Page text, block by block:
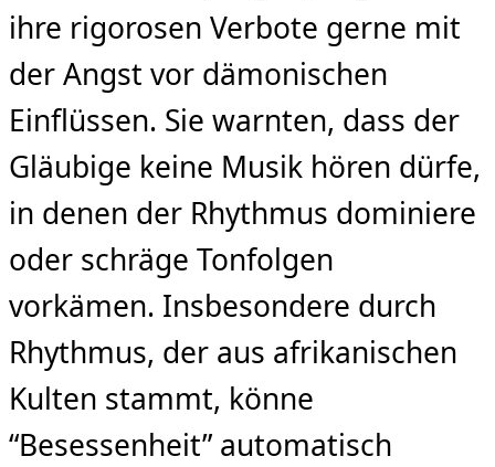
ihre rigorosen Verbote gerne mit
der Angst vor dämo­nischen
Einflüssen. Sie warnten, dass der
Gläubige keine Musik hören dürfe,
in denen der Rhythmus dominiere
oder schräge Tonfolgen
vorkämen. Insbesondere durch
Rhythmus, der aus afrikanischen
Kulten stammt, könne
“Besessenheit” automatisch